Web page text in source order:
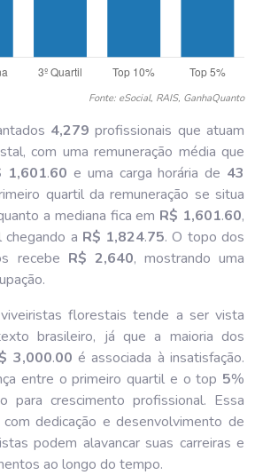
Fonte: eSocial, RAIS, GanhaQuanto
4,279 profissionais que atuam
com uma remuneração média que
1,601.60 e uma carga horária de 43
quartil da remuneração se situa
a mediana fica em R$ 1,601.60,
a R$ 1,824.75. O topo dos
recebe R$ 2,640, mostrando uma
florestais tende a ser vista
brasileiro, já que a maioria dos
3,000.00 é associada à insatisfação.
entre o primeiro quartil e o top 5%
para crescimento profissional. Essa
dedicação e desenvolvimento de
podem alavancar suas carreiras e
ao longo do tempo.